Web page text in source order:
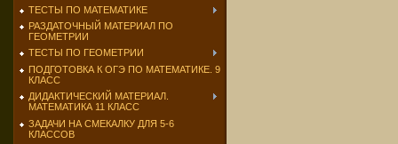
ТЕСТЫ ПО МАТЕМАТИКЕ
РАЗДАТОЧНЫЙ МАТЕРИАЛ ПО
ГЕОМЕТРИИ
ТЕСТЫ ПО ГЕОМЕТРИИ
ПОДГОТОВКА К ОГЭ ПО МАТЕМАТИКЕ. 9
КЛАСС
ДИДАКТИЧЕСКИЙ МАТЕРИАЛ.
МАТЕМАТИКА 11 КЛАСС
ЗАДАЧИ НА СМЕКАЛКУ ДЛЯ 5-6
КЛАССОВ